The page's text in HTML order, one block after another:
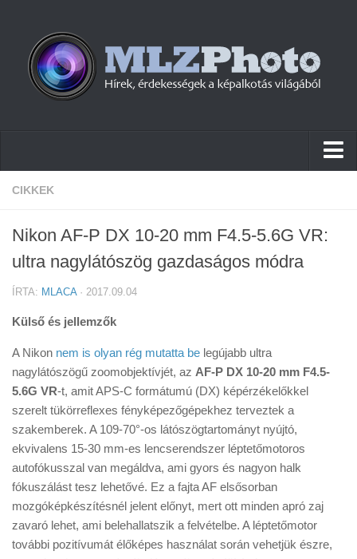
Hírek
Cikkek
Érdekességek
Helyszíni Riport
E-BB
CIKKEK
Nikon AF-P DX 10-20 mm F4.5-5.6G VR:
ultra nagylátószög gazdaságos módra
ÍRTA: MLACA· 2017.09.04
Külső és jellemzők
A Nikon nem is olyan rég mutatta be legújabb ultra
nagylátószögű zoomobjektívjét, az AF-P DX 10-20 mm F4.5-
5.6G VR-t, amit APS-C formátumú (DX) képérzékelőkkel
szerelt tükörreflexes fényképezőgépekhez terveztek a
szakemberek. A 109-70°-os látószögtartományt nyújtó,
ekvivalens 15-30 mm-es lencserendszer léptetőmotoros
autofókusszal van megáldva, ami gyors és nagyon halk
fókuszálást tesz lehetővé. Ez a fajta AF elsősorban
mozgóképkészítésnél jelent előnyt, mert ott minden apró zaj
zavaró lehet, ami belehallatszik a felvételbe. A léptetőmotor
további pozitívumát élőképes használat során vehetjük észre,